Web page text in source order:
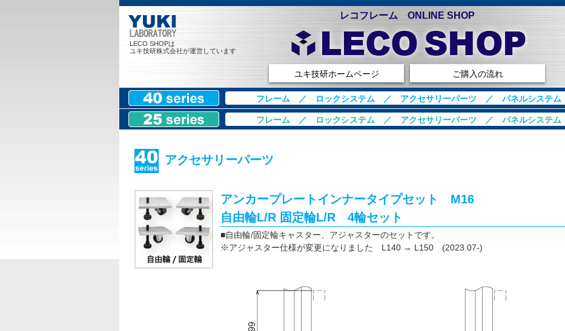
レコフレーム ONLINE SHOP
LECO SHOPは
ユキ技研株式会社が運営しています
ユキ技研ホームページ ご購入の流れ
フレーム ／ ロックシステム ／ アクセサリーパーツ ／ パネルシステム
フレーム ／ ロックシステム ／ アクセサリーパーツ ／ パネルシステム
アクセサリーパーツ
アンカープレートインナータイプセット M16
自由輪L/R 固定輪L/R 4輪セット
■自由輪/固定輪キャスター、アジャスターのセットです。
※アジャスター仕様が変更になりました L140 → L150 (2023.07-)